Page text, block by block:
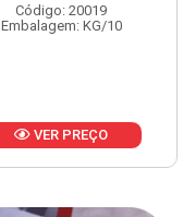
Código: 20161
Embalagem: KG/10
VER PREÇO